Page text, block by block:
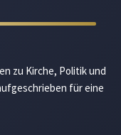
zu Kirche, Politik und
für eine